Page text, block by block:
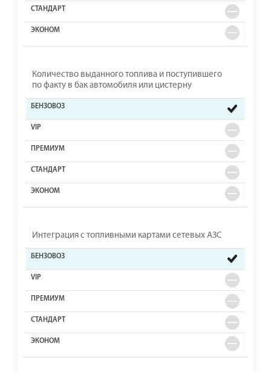
Количество выданного топлива и поступившего
по факту в бак автомобиля или цистерну
Интеграция с топливными картами сетевых АЗС